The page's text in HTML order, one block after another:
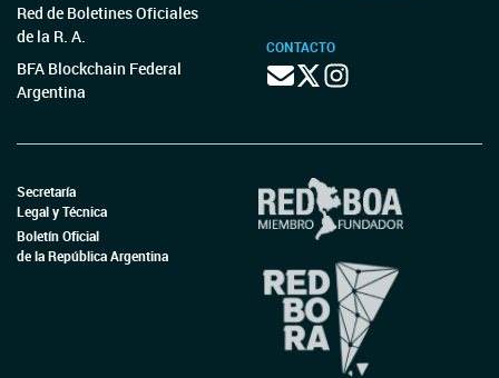
Red de Boletines Oficiales
de la R. A.
BFA Blockchain Federal
Argentina
CONTACTO
Secretaría
Legal y Técnica
Boletín Oficial
de la República Argentina